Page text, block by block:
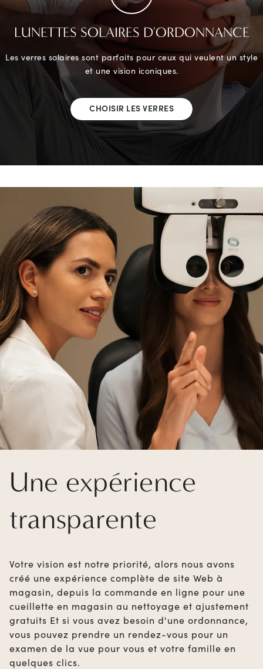
LUNETTES SOLAIRES D'ORDONNANCE
Les verres solaires sont parfaits pour ceux qui veulent un style
et une vision iconiques.
CHOISIR LES VERRES
Une expérience
transparente
Votre vision est notre priorité, alors nous avons
créé une expérience complète de site Web à
magasin, depuis la commande en ligne pour une
cueillette en magasin au nettoyage et ajustement
gratuits Et si vous avez besoin d'une ordonnance,
vous pouvez prendre un rendez-vous pour un
examen de la vue pour vous et votre famille en
quelques clics.